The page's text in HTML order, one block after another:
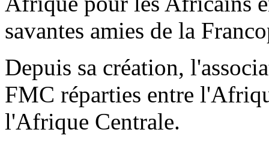
savantes amies de la
Depuis sa création,
FMC réparties entre
l'Afrique Centrale.